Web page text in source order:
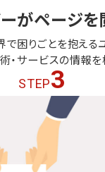
がページを
で困りごとを抱える
・サービスの情報を
STEP3